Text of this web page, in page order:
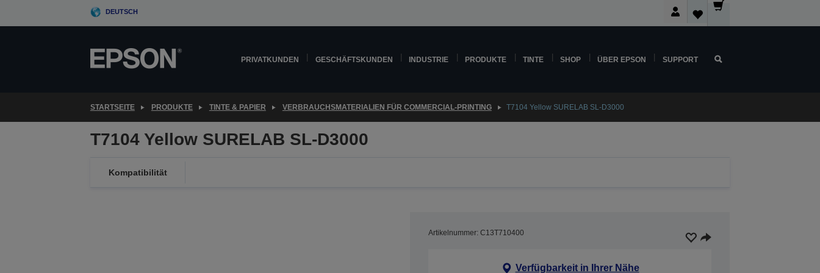
DEUTSCH
PRIVATKUNDEN GESCHÄFTSKUNDEN INDUSTRIE PRODUKTE TINTE SHOP ÜBER EPSON SUPPORT
STARTSEITE PRODUKTE TINTE & PAPIER VERBRAUCHSMATERIALIEN FÜR COMMERCIAL-PRINTING T7104 Yellow SURELAB SL-D3000
T7104 Yellow SURELAB SL-D3000
Kompatibilität
Artikelnummer: C13T710400
Verfügbarkeit in Ihrer Nähe